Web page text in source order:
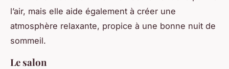
l’air, mais elle aide également à créer une
atmosphère relaxante, propice à une bonne nuit de
sommeil.
Le salon